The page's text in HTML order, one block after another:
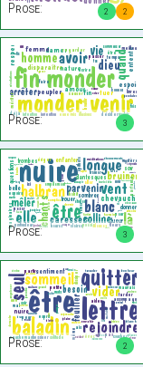
2 2
Prose:
3
Prose:
3
Prose:
2
Prose: